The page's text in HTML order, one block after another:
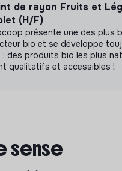
de rayon Fruits et
(H/F)
présente une des plus
bio et se développe
des produits bio les plus
qualitatifs et accessibles !
sense